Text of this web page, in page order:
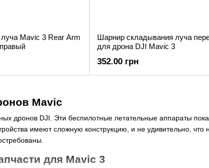
Mavic
дронов DJI. Эти беспилотные летательные аппараты
имеют сложную конструкцию, и не удивительно,
для Mavic 3
Mavic 3 Rear Arm
Шарнир складывания луча
для дрона DJI Mavic 3
352.00 грн